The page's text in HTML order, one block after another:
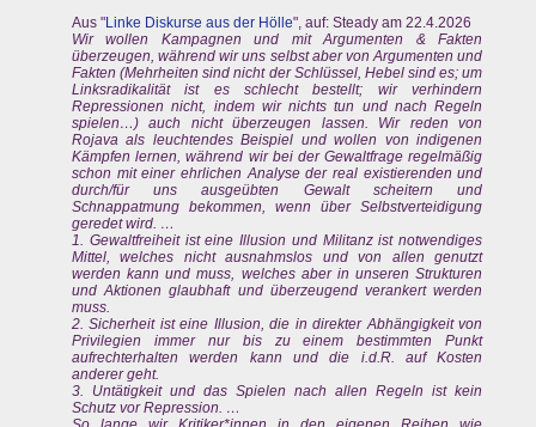
Aus "Linke Diskurse aus der Hölle", auf: Steady am 22.4.2026
Wir wollen Kampagnen und mit Argumenten & Fakten
überzeugen, während wir uns selbst aber von Argumenten und
Fakten (Mehrheiten sind nicht der Schlüssel, Hebel sind es; um
Linksradikalität ist es schlecht bestellt; wir verhindern
Repressionen nicht, indem wir nichts tun und nach Regeln
spielen…) auch nicht überzeugen lassen. Wir reden von
Rojava als leuchtendes Beispiel und wollen von indigenen
Kämpfen lernen, während wir bei der Gewaltfrage regelmäßig
schon mit einer ehrlichen Analyse der real existierenden und
durch/für uns ausgeübten Gewalt scheitern und
Schnappatmung bekommen, wenn über Selbstverteidigung
geredet wird. …
1. Gewaltfreiheit ist eine Illusion und Militanz ist notwendiges
Mittel, welches nicht ausnahmslos und von allen genutzt
werden kann und muss, welches aber in unseren Strukturen
und Aktionen glaubhaft und überzeugend verankert werden
muss.
2. Sicherheit ist eine Illusion, die in direkter Abhängigkeit von
Privilegien immer nur bis zu einem bestimmten Punkt
aufrechterhalten werden kann und die i.d.R. auf Kosten
anderer geht.
3. Untätigkeit und das Spielen nach allen Regeln ist kein
Schutz vor Repression. …